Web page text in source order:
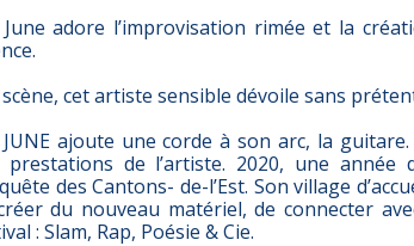
June adore l’improvisation rimée et la
cet artiste sensible dévoile sans
JUNE ajoute une corde à son arc, la
prestations de l’artiste. 2020, une
des Cantons- de-l’Est. Son village
du nouveau matériel, de connecter
: Slam, Rap, Poésie & Cie.